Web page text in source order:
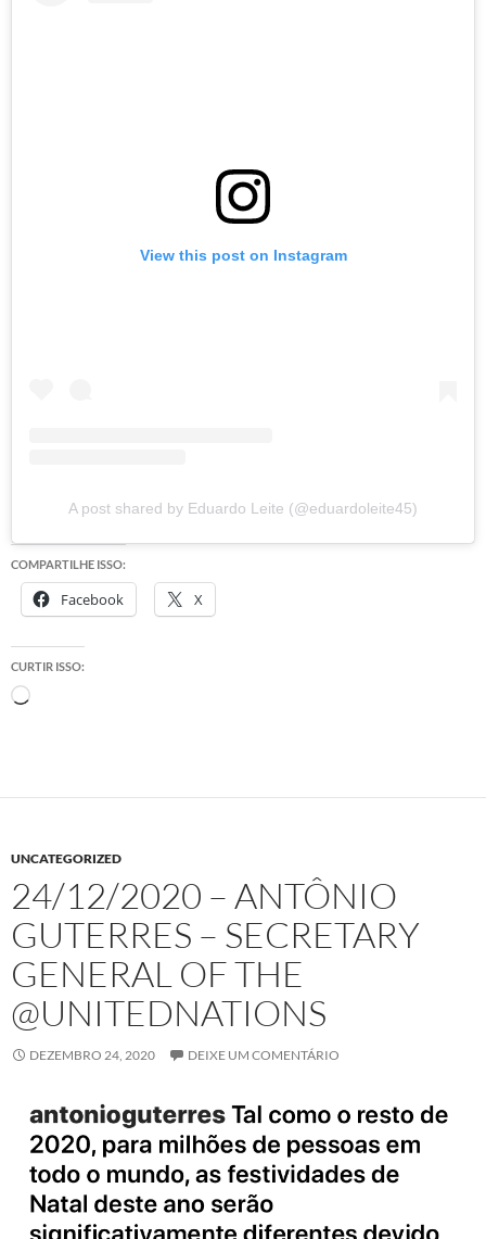
View this post on Instagram
A post shared by Eduardo Leite (@eduardoleite45)
COMPARTILHE ISSO:
Facebook X
CURTIR ISSO:
Carregando...
UNCATEGORIZED
24/12/2020 – ANTÔNIO
GUTERRES – SECRETARY
GENERAL OF THE
@UNITEDNATIONS
DEZEMBRO 24, 2020 DEIXE UM COMENTÁRIO